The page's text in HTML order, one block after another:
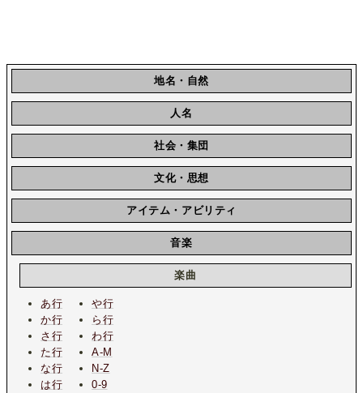
地名・自然
人名
社会・集団
文化・思想
アイテム・アビリティ
音楽
楽曲
あ行
か行
さ行
た行
な行
は行
や行
ら行
わ行
A-M
N-Z
0-9